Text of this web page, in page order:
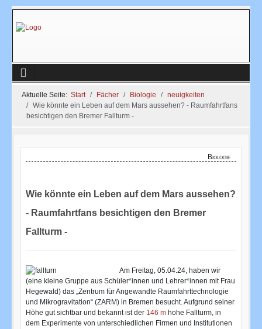
Aktuelle Seite: Start Fächer Biologie
neuigkeiten
Wie könnte ein Leben auf dem Mars aussehen? - Raumfahrtfans
besichtigen den Bremer Fallturm -
Biologie
Wie könnte ein Leben auf dem Mars aussehen?
- Raumfahrtfans besichtigen den Bremer
Fallturm -
Am Freitag, 05.04.24, haben wir
(eine kleine Gruppe aus Schüler*innen und Lehrer*innen mit Frau
Hegewald) das „Zentrum für Angewandte Raumfahrttechnologie
und Mikrogravitation“ (ZARM) in Bremen besucht. Aufgrund seiner
Höhe gut sichtbar und bekannt ist der 146 mhohe Fallturm, in
dem Experimente von unterschiedlichen Firmen und Institutionen